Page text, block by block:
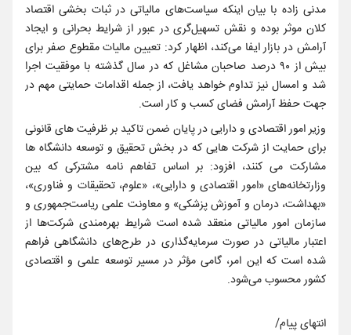
مدنی زاده با بیان اینکه سیاست‌های مالیاتی در ثبات بخشی اقتصاد
کلان موثر بوده و نقش تسهیل‌گری در عبور از شرایط بحرانی و ایجاد
آرامش در بازار ایفا می‌کند، اظهار کرد: تعیین مالیات مقطوع صفر برای
بیش از ۹۰ درصد صاحبان مشاغل که در سال گذشته با موفقیت اجرا
شد و امسال نیز تداوم خواهد یافت، از جمله اقدامات حمایتی مهم در
جهت حفظ آرامش فضای کسب و کار است.
وزیر امور اقتصادی و دارایی در پایان ضمن تاکید بر ظرفیت های قانونی
برای حمایت از شرکت هایی که در بخش تحقیق و توسعه دانشگاه ها
مشارکت می کنند، افزود: بر اساس تفاهم نامه مشترکی که بین
وزارتخانه‌های «امور اقتصادی و دارایی»، «علوم، تحقیقات و فناوری»،
«بهداشت، درمان و آموزش پزشکی» و معاونت علمی ریاست‌جمهوری و
سازمان امور مالیاتی منعقد شده است شرایط بهره‌مندی شرکت‌ها از
اعتبار مالیاتی در صورت سرمایه‌گذاری در طرح‌های دانشگاهی فراهم
شده است که این امر، گامی مؤثر در مسیر توسعه علمی و اقتصادی
کشور محسوب می‌شود.
انتهای پیام/